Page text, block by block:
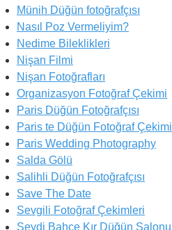
Münih Düğün fotoğrafçısı
Nasıl Poz Vermeliyim?
Nedime Bileklikleri
Nişan Filmi
Nişan Fotoğrafları
Organizasyon Fotoğraf Çekimi
Paris Düğün Fotoğrafçısı
Paris te Düğün Fotoğraf Çekimi
Paris Wedding Photography
Salda Gölü
Salihli Düğün Fotoğrafçısı
Save The Date
Sevgili Fotoğraf Çekimleri
Seydi Bahçe Kır Düğün Salonu